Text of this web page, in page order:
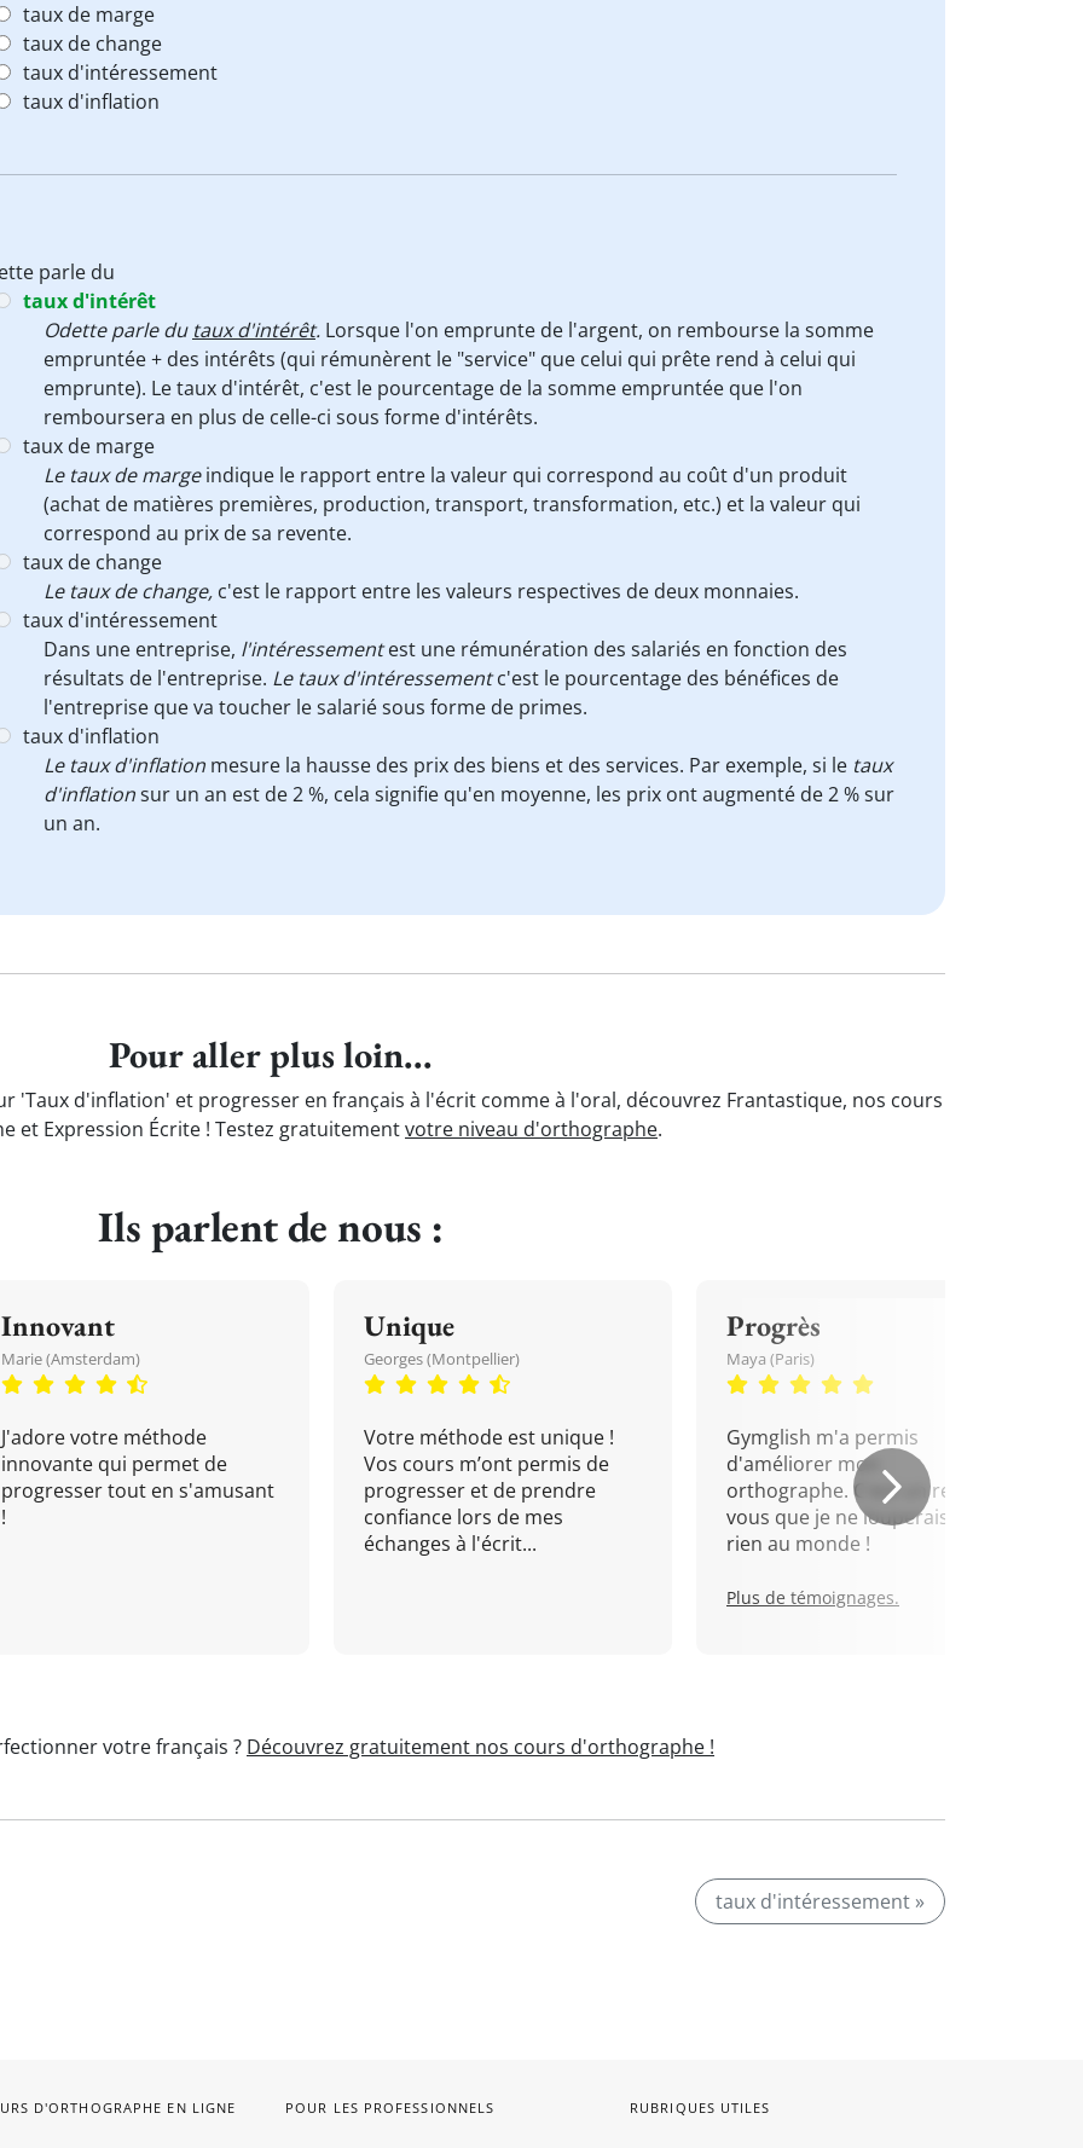
taux de marge
taux de change
taux d'intéressement
taux d'inflation
parle du
taux d'intérêt
Odette parle du taux d'intérêt. Lorsque l'on emprunte de l'argent, on rembourse la somme
empruntée + des intérêts (qui rémunèrent le "service" que celui qui prête rend à celui qui
emprunte). Le taux d'intérêt, c'est le pourcentage de la somme empruntée que l'on
remboursera en plus de celle-ci sous forme d'intérêts.
taux de marge
Le taux de margeindique le rapport entre la valeur qui correspond au coût d'un produit
(achat de matières premières, production, transport, transformation, etc.) et la valeur qui
correspond au prix de sa revente.
taux de change
Le taux de change, c'est le rapport entre les valeurs respectives de deux monnaies.
taux d'intéressement
Dans une entreprise, l'intéressementest une rémunération des salariés en fonction des
résultats de l'entreprise. Le taux d'intéressementc'est le pourcentage des bénéfices de
l'entreprise que va toucher le salarié sous forme de primes.
taux d'inflation
Le taux d'inflation mesure la hausse des prix des biens et des services. Par exemple, si le taux
d'inflationsur un an est de 2 %, cela signifie qu'en moyenne, les prix ont augmenté de 2 % sur
un an.
Pour aller plus loin...
'Taux d'inflation' et progresser en français à l'écrit comme à l'oral, découvrez Frantastique, nos cours
et Expression Écrite ! Testez gratuitementvotre niveau d'orthographe.
Ils parlent de nous :
Innovant
Marie (Amsterdam)
J'adore votre méthode
innovante qui permet de
progresser tout en s'amusant
!
Unique
Georges (Montpellier)
Votre méthode est unique !
Vos cours m’ont permis de
progresser et de prendre
confiance lors de mes
échanges à l'écrit...
Progrès
Maya (Paris)
Gymglish m'a permis
d'améliorer mon
orthographe. C'est un rendez-
vous que je ne louperais pour
rien au monde !
Plus de témoignages.
votre français ? Découvrez gratuitement nos cours d'orthographe !
taux d'intéressement »
D'ORTHOGRAPHE EN LIGNE POUR LES PROFESSIONNELS RUBRIQUES UTILES